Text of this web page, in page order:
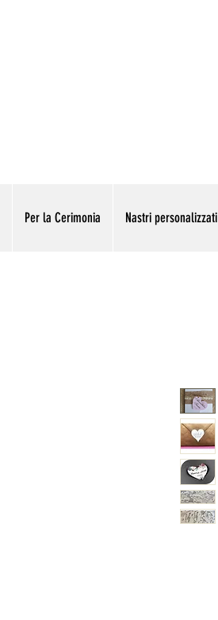
Per la Cerimonia Nastri personalizzati